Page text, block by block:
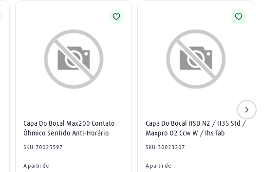
Capa Do Bocal Max200 Contato
Ôhmico Sentido Anti-Horário
SKU:70025597
A partir de
Capa Do Bocal HSD N2 / H35 Std /
Maxpro O2 Ccw W / Ihs Tab
SKU: 30023207
A partir de